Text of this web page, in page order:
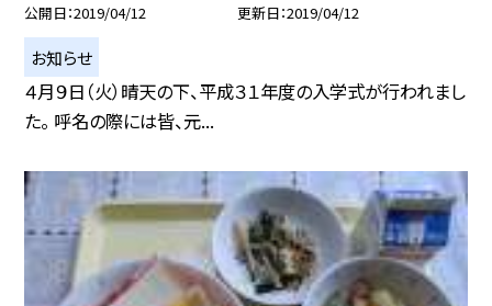
公開日 2019/04/12 更新日 2019/04/12
お知らせ
４月９日（火）晴天の下、平成３１年度の入学式が行われまし
た。 呼名の際には皆、元...